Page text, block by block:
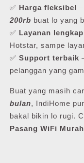
✅ Harga fleksibel
200rb buat lo yang
✅ Layanan lengkap
Hotstar, sampe
✅ Support terbaik
pelanggan yang
Buat yang masih
bulan, IndiHome
bakal bikin lo rugi.
Pasang WiFi